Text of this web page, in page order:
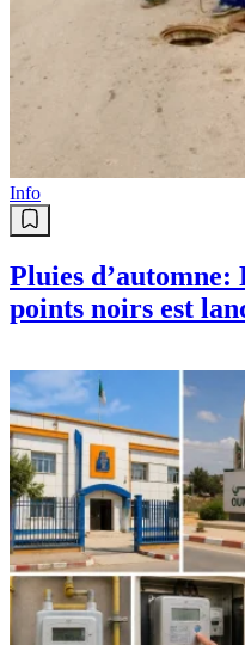
Info
Pluies d’automne:
points noirs est